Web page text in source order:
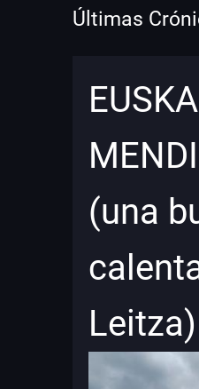
Últimas
(una
Leitza)